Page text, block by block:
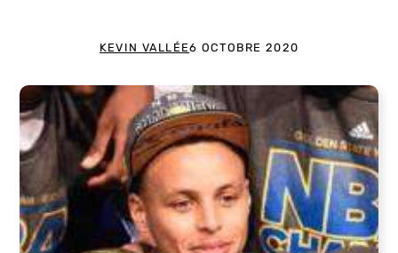
KEVIN VALLÉE6 OCTOBRE 2020